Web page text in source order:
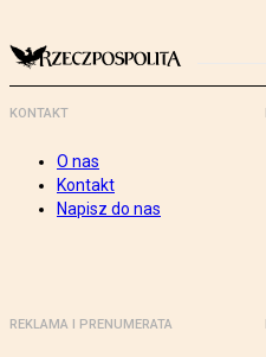
KONTAKT
O nas
Kontakt
Napisz do nas
REKLAMA I PRENUMERATA